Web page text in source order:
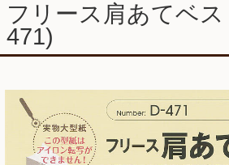
フリース肩あてベ
471)